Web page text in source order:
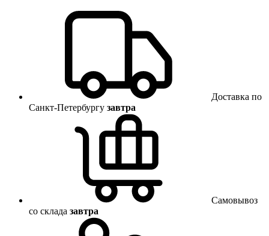
Доставка по
Санкт-Петербургу завтра
Самовывоз
со склада завтра